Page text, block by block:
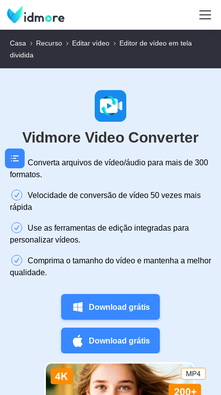
Casa Recurso Editar vídeo
Editor de vídeo em tela
dividida
Vidmore Video Converter
Converta arquivos de vídeo/áudio para mais de 300
formatos.
Velocidade de conversão de vídeo 50 vezes mais
rápida
Use as ferramentas de edição integradas para
personalizar vídeos.
Comprima o tamanho do vídeo e mantenha a melhor
qualidade.
Download grátis
Download grátis